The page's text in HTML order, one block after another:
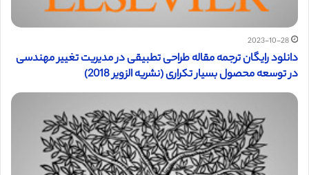
2023-10-28
دانلود رایگان ترجمه مقاله طراحی تطبیقی در مدیریت تغییر مهندسی
در توسعه محصول بسیار تکراری (نشریه الزویر 2018)